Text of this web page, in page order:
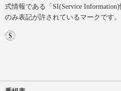
式情報である「SI(Service
のみ表記が許されているマークです。